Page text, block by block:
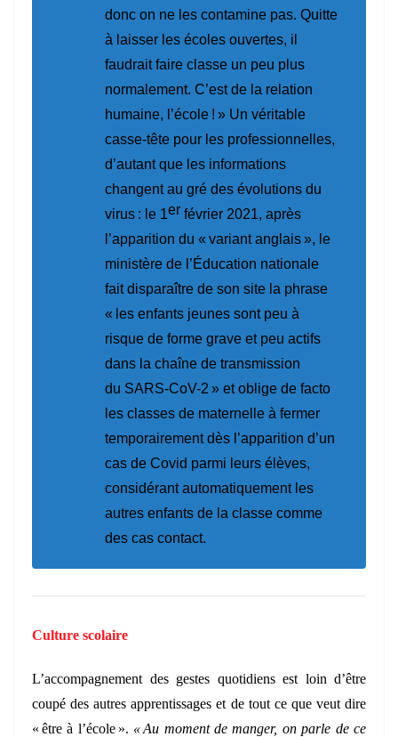
donc on ne les contamine pas. Quitte
à laisser les écoles ouvertes, il
faudrait faire classe un peu plus
normalement. C’est de la relation
humaine, l’école ! » Un véritable
casse-tête pour les professionnelles,
d’autant que les informations
changent au gré des évolutions du
virus : le 1er février 2021, après
l’apparition du « variant anglais », le
ministère de l’Éducation nationale
fait disparaître de son site la phrase
« les enfants jeunes sont peu à
risque de forme grave et peu actifs
dans la chaîne de transmission
du SARS-CoV-2 » et oblige de facto
les classes de maternelle à fermer
temporairement dès l’apparition d’un
cas de Covid parmi leurs élèves,
considérant automatiquement les
autres enfants de la classe comme
des cas contact.
Culture scolaire
L’accompagnement des gestes quotidiens est loin d’être
coupé des autres apprentissages et de tout ce que veut dire
« être à l’école ». « Au moment de manger, on parle de ce